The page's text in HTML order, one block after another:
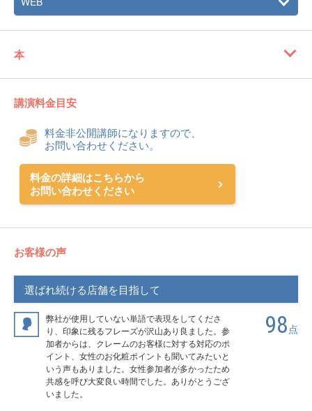
本
講演料金目安
料金非公開講師になりますので、
お問い合わせください。
料金の詳細はこちらから
お問い合わせください
お客様の声
選ばれ続ける店舗を目指して
弊社が使用していない単語で表現をしてくださ
り、印象に残るフレーズが沢山あり良ました。参
加者からは、クレームのお客様に対する対応のポ
イント、女性のお化粧ポイントも聞いてみたいと
いう声もありました。女性参加者が多かったため
共感を呼び大変良い時間でした。ありがとうござ
いました。
98 点